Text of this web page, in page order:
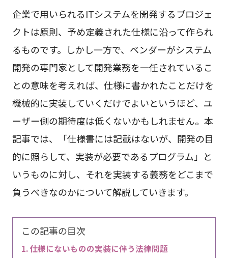
企業で用いられるITシステムを開発するプロジェ
クトは原則、予め定義された仕様に沿って作られ
るものです。しかし一方で、ベンダーがシステム
開発の専門家として開発業務を一任されているこ
との意味を考えれば、仕様に書かれたことだけを
機械的に実装していくだけでよいというほど、ユ
ーザー側の期待度は低くないかもしれません。本
記事では、「仕様書には記載はないが、開発の目
的に照らして、実装が必要であるプログラム」と
いうものに対し、それを実装する義務をどこまで
負うべきなのかについて解説していきます。
この記事の目次
仕様にないものの実装に伴う法律問題